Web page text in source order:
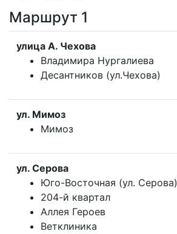
Маршрут 1
улица A. Чехова
Владимира Нургалиева
Десантников (ул.Чехова)
ул. Мимоз
Мимоз
ул. Серова
Юго-Восточная (ул. Серова)
204-й квартал
Аллея Героев
Ветклиника